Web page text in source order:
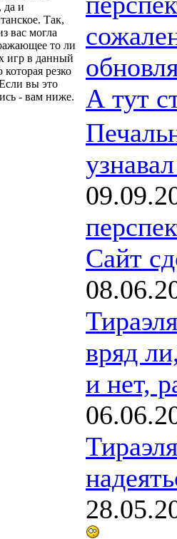
да и
Так,
вас могла
то ли
игр в данный
резко
вы это
- вам ниже.
А тут
Сайт
Тираэля
вряд
и нет,
Тираэля